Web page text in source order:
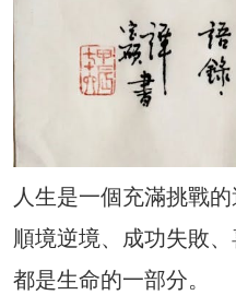
人生是一個充滿挑戰的
順境逆境、成功失敗
都是生命的一部分。